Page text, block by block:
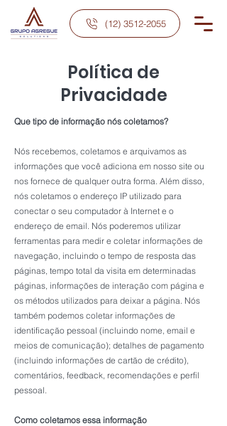
(12) 3512-2055
Política de
Privacidade
Que tipo de informação nós coletamos?
Nós recebemos, coletamos e arquivamos as
informações que você adiciona em nosso site ou
nos fornece de qualquer outra forma. Além disso,
nós coletamos o endereço IP utilizado para
conectar o seu computador à Internet e o
endereço de email. Nós poderemos utilizar
ferramentas para medir e coletar informações de
navegação, incluindo o tempo de resposta das
páginas, tempo total da visita em determinadas
páginas, informações de interação com página e
os métodos utilizados para deixar a página. Nós
também podemos coletar informações de
identificação pessoal (incluindo nome, email e
meios de comunicação); detalhes de pagamento
(incluindo informações de cartão de crédito),
comentários, feedback, recomendações e perfil
pessoal.
Como coletamos essa informação